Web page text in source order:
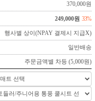
370,000원
249,000원 33%
행사별 상이(NPAY 결제시 지급X)
일반배송
주문금액별 차등 (5,000원)